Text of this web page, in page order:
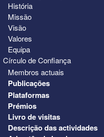
História
Missão
Visão
Valores
Equipa
Círculo de Confiança
Membros actuais
Publicações
Plataformas
Prémios
Livro de visitas
Descrição das actividades